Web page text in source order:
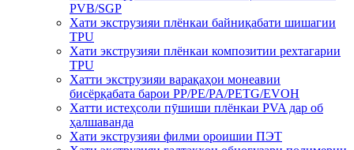
PVB/SGP
Хати экструзияи плёнкаи байниқабати шишагии
TPU
Хати экструзияи плёнкаи композитии рехтагарии
TPU
Хатти экструзияи варақаҳои монеавии
бисёрқабата барои PP/PE/PA/PETG/EVOH
Хатти истеҳсоли пӯшиши плёнкаи PVA дар об
ҳалшаванда
Хати экструзияи филми ороишии ПЭТ